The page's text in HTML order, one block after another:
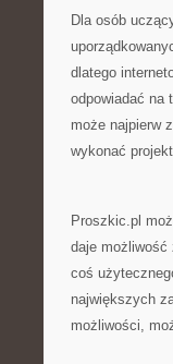
Dla osób
dlatego
odpowiadać na
może najpierw
wykonać
Proszkic.pl
daje możliwość
coś
największych
możliwości,